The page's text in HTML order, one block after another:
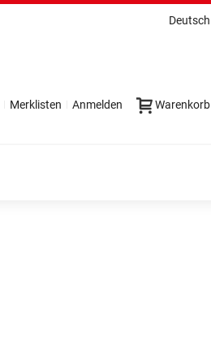
Deutsch
Warenkorb
Merklisten Anmelden